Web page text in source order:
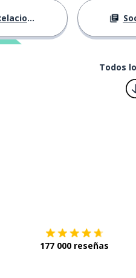
Todos
177 000 reseñas